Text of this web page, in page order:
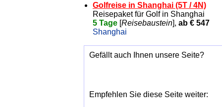
Golfreise in Shanghai (5T / 4N)
Reisepaket für Golf in Shanghai
5 Tage [Reisebaustein], ab € 547
Shanghai
Gefällt auch Ihnen unsere Seite?
Empfehlen Sie diese Seite weiter: